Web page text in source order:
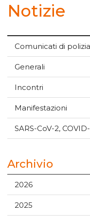
Notizie
Comunicati di polizia
Generali
Incontri
Manifestazioni
SARS-CoV-2,
Archivio
2026
2025